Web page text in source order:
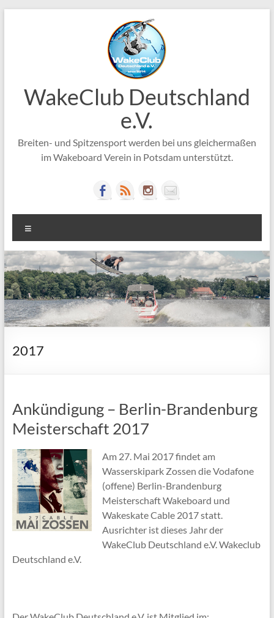
WakeClub Deutschland
e.V.
Breiten- und Spitzensport werden bei uns gleichermaßen
im Wakeboard Verein in Potsdam unterstützt.
2017
Ankündigung – Berlin-Brandenburg
Meisterschaft 2017
Am 27. Mai 2017 findet am
Wasserskipark Zossen die Vodafone
(offene) Berlin-Brandenburg
Meisterschaft Wakeboard und
Wakeskate Cable 2017 statt.
Ausrichter ist dieses Jahr der
WakeClub Deutschland e.V. Wakeclub
Deutschland e.V.